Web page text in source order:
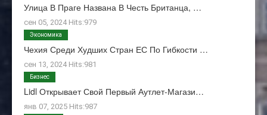
Улица В Праге Названа В Честь Британца, …
сен 05, 2024 Hits:979
Чехия Среди Худших Стран ЕС По Гибкости …
сен 13, 2024 Hits:981
Экономика
Lidl Открывает Свой Первый Аутлет-Магази…
янв 07, 2025 Hits:987
Бизнес